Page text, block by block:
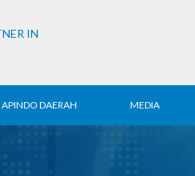
IN
APINDO DAERAH MEDIA